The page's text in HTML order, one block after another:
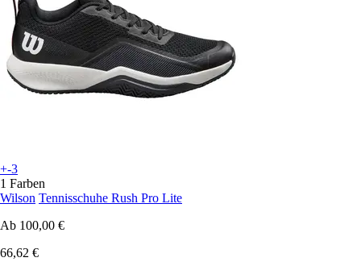
+-3
1 Farben
Wilson Tennisschuhe Rush Pro Lite
Ab 100,00 €
66,62 €